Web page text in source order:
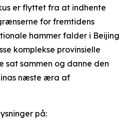
er flyttet fra at indhente
for fremtidens
hammer falder i Beijing
komplekse provinsielle
sat sammen og danne den
næste æra af
på: